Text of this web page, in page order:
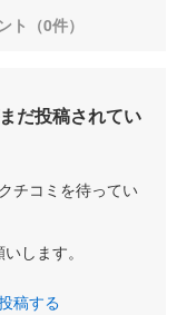
ト（0件）
だ投稿されてい
チコミを待ってい
します。
稿する